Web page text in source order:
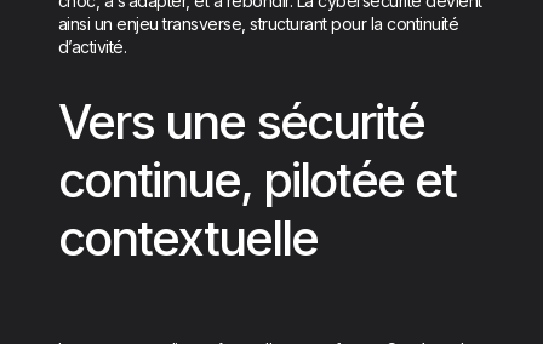
ainsi un enjeu transverse, structurant pour la continuité
d’activité.
Vers une sécurité
continue, pilotée et
contextuelle